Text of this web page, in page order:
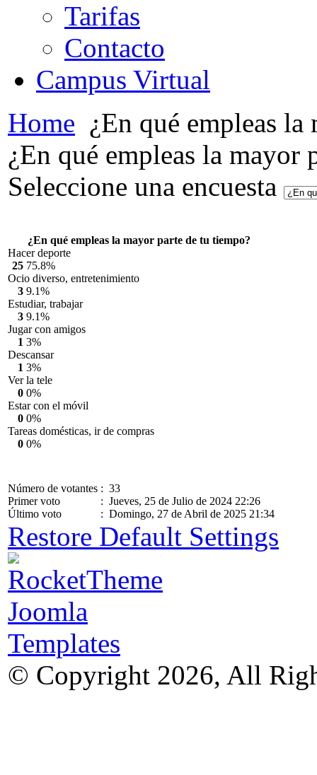
Tarifas
Contacto
Campus Virtual
Home ¿En qué empleas
¿En qué empleas la mayor
Seleccione una encuesta
¿En qué empleas la mayor parte de tu tiempo?
Hacer deporte
25 75.8%
Ocio diverso, entretenimiento
3 9.1%
Estudiar, trabajar
3 9.1%
Jugar con amigos
1 3%
Descansar
1 3%
Ver la tele
0 0%
Estar con el móvil
0 0%
Tareas domésticas, ir de compras
0 0%
Número de votantes : 33
Primer voto
: Jueves, 25 de Julio de 2024 22:26
Último voto
: Domingo, 27 de Abril de 2025 21:34
Restore Default Settings
© Copyright 2026, All